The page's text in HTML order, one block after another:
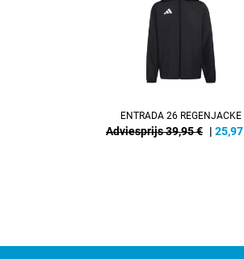
ENTRADA 26 REGENJACKE
Adviesprijs 39,95 € | 25,97